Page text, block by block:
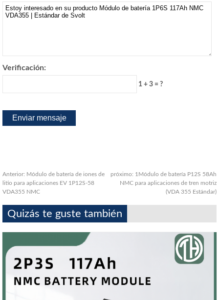
Verificación:
1 + 3 = ?
Anterior: Módulo de batería de iones de
litio para aplicaciones EV 1P12S-58
VDA355 NMC
próximo: 1Módulo de batería P12S 58Ah
NMC para aplicaciones de tren motriz
(VDA 355 Estándar)
Quizás te guste también